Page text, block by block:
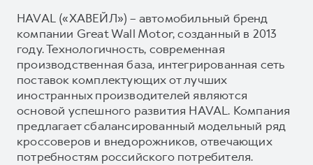
HAVAL («ХАВЕЙЛ») – автомобильный бренд
компании Great Wall Motor, созданный в 2013
году. Технологичность, современная
производственная база, интегрированная сеть
поставок комплектующих от лучших
иностранных производителей являются
основой успешного развития HAVAL. Компания
предлагает сбалансированный модельный ряд
кроссоверов и внедорожников, отвечающих
потребностям российского потребителя.